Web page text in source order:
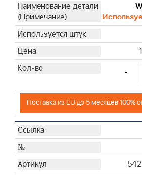
-
Поставка из EU до 5 месяцев 100%